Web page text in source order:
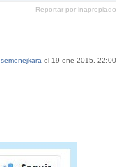
Pinterest
tumblrGoogle+meneame
Reportar por inapropiado
semenejkara el 19 ene 2015, 22:00